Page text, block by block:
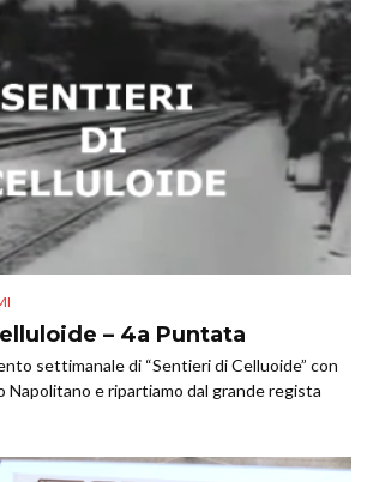
– 4a Puntata
settimanale di “Sentieri di Celluoide” con
Napolitano e ripartiamo dal grande regista